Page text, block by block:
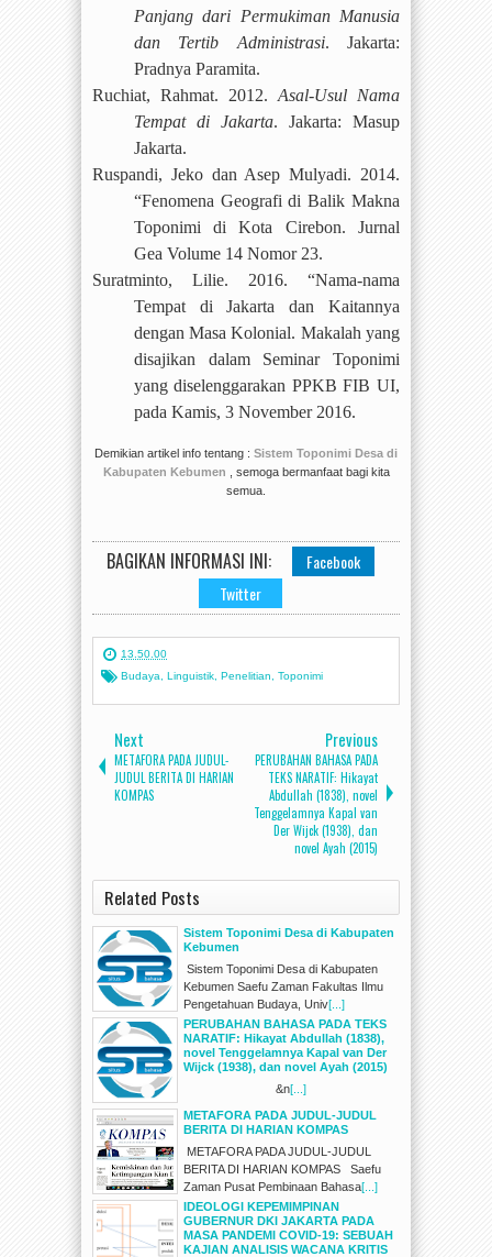
Panjang dari Permukiman Manusia
dan Tertib Administrasi. Jakarta:
Pradnya Paramita.
Ruchiat, Rahmat. 2012. Asal-Usul Nama
Tempat di Jakarta. Jakarta: Masup
Jakarta.
Ruspandi, Jeko dan Asep Mulyadi. 2014.
“Fenomena Geografi di Balik Makna
Toponimi di Kota Cirebon. Jurnal
Gea Volume 14 Nomor 23.
Suratminto, Lilie. 2016. “Nama-nama
Tempat di Jakarta dan Kaitannya
dengan Masa Kolonial. Makalah yang
disajikan dalam Seminar Toponimi
yang diselenggarakan PPKB FIB UI,
pada Kamis, 3 November 2016.
Demikian artikel info tentang : Sistem Toponimi Desa di
Kabupaten Kebumen
, semoga bermanfaat bagi kita
semua.
BAGIKAN INFORMASI INI:
Facebook
Twitter
13.50.00
Budaya
Linguistik Penelitian Toponimi
Next
METAFORA PADA JUDUL-
JUDUL BERITA DI HARIAN
KOMPAS
Previous
PERUBAHAN BAHASA PADA
TEKS NARATIF: Hikayat
Abdullah (1838), novel
Tenggelamnya Kapal van
Der Wijck (1938), dan
novel Ayah (2015)
Related Posts
Sistem Toponimi Desa di Kabupaten
Kebumen
Sistem Toponimi Desa di Kabupaten
Kebumen Saefu Zaman Fakultas Ilmu
Pengetahuan Budaya, Univ[...]
PERUBAHAN BAHASA PADA TEKS
NARATIF: Hikayat Abdullah (1838),
novel Tenggelamnya Kapal van Der
Wijck (1938), dan novel Ayah (2015)
&n[...]
METAFORA PADA JUDUL-JUDUL
BERITA DI HARIAN KOMPAS
METAFORA PADA JUDUL-JUDUL
BERITA DI HARIAN KOMPAS Saefu
Zaman Pusat Pembinaan Bahasa[...]
IDEOLOGI KEPEMIMPINAN
GUBERNUR DKI JAKARTA PADA
MASA PANDEMI COVID-19: SEBUAH
KAJIAN ANALISIS WACANA KRITIS